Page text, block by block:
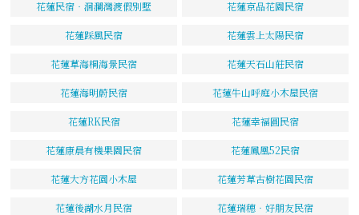
花蓮民宿‧洄瀾灣渡假別墅 花蓮京品花園民宿
花蓮踩風民宿 花蓮雲上太陽民宿
花蓮草海桐海景民宿 花蓮天石山莊民宿
花蓮海明蔚民宿 花蓮牛山呼庭小木屋民宿
花蓮RK民宿 花蓮幸福圓民宿
花蓮康晨有機果園民宿 花蓮鳳凰52民宿
花蓮大方花園小木屋 花蓮芳草古樹花園民宿
花蓮後湖水月民宿 花蓮瑞穗‧好朋友民宿